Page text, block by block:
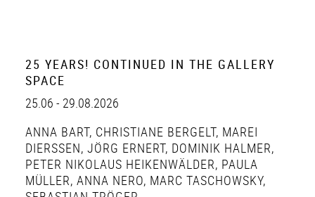
25 YEARS! CONTINUED IN THE GALLERY
SPACE
25.06 - 29.08.2026
ANNA BART, CHRISTIANE BERGELT, MAREI
DIERSSEN , JÖRG ERNERT, DOMINIK HALMER,
PETER NIKOLAUS HEIKENWÄLDER, PAULA
MÜLLER, ANNA NERO, MARC TASCHOWSKY,